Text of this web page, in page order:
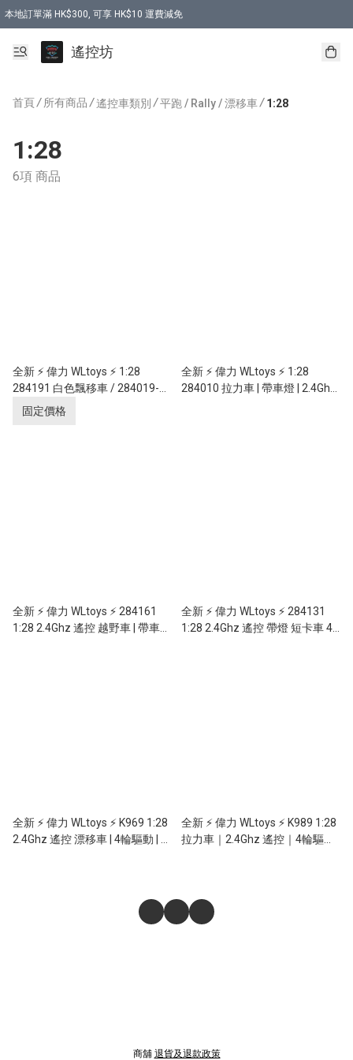
本地訂單滿 HK$300, 可享 HK$10 運費減免
購買 7.6V 6500mah 70C 電池 送 7.6V USB充電器
遙控坊
首頁/ 所有商品 /遙控車類別 /平跑 / Rally / 漂移車/ 1:28
1:28
6項 商品
全新 ⚡ 偉力 WLtoys ⚡ 1:28
284191 白色飄移車 / 284019-A
藍色跑車 | 帶陀螺儀 | 帶車燈 |
固定價格
全新 ⚡ 偉力 WLtoys ⚡ 1:28
284010 拉力車 | 帶車燈 | 2.4Ghz
全新 ⚡ 偉力 WLtoys ⚡ 284161
1:28 2.4Ghz 遙控 越野車 | 帶車燈
全新 ⚡ 偉力 WLtoys ⚡ 284131
1:28 2.4Ghz 遙控 帶燈 短卡車 4
全新 ⚡ 偉力 WLtoys ⚡ K969 1:28
2.4Ghz 遙控 漂移車 | 4輪驅動 | 無
全新 ⚡ 偉力 WLtoys ⚡ K989 1:28
拉力車｜2.4Ghz 遙控｜4輪驅動
商舖 退貨及退款政策